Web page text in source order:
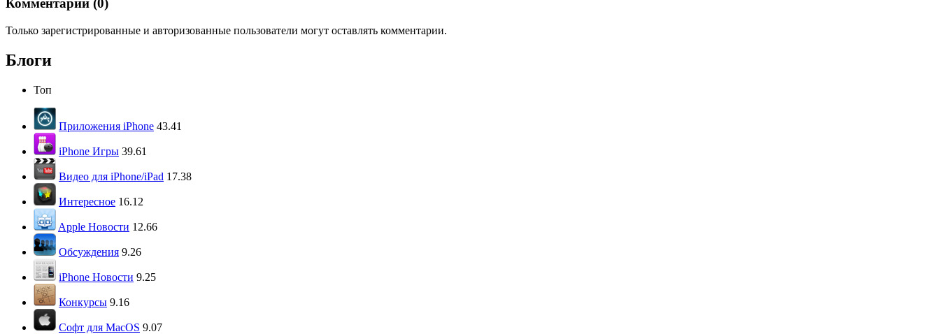
Комментарии (0)
Только зарегистрированные и авторизованные пользователи могут оставлять комментарии.
Блоги
Топ
Приложения iPhone 43.41
iPhone Игры 39.61
Видео для iPhone/iPad 17.38
Интересное 16.12
Apple Новости 12.66
Обсуждения 9.26
iPhone Новости 9.25
Конкурсы 9.16
Софт для MacOS 9.07